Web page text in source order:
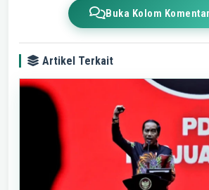
Buka Kolom
Artikel Terkait